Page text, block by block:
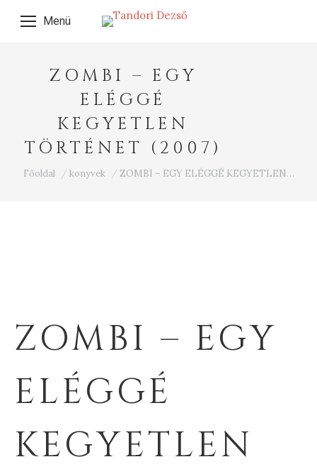
Menü
ZOMBI – EGY
ELÉGGÉ
KEGYETLEN
TÖRTÉNET (2007)
Ön itt van:
Főoldal konyvek ZOMBI – EGY ELÉGGÉ KEGYETLEN…
ZOMBI – EGY
ELÉGGÉ
KEGYETLEN